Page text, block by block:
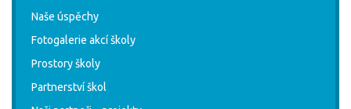
Naše úspěchy
Fotogalerie akcí školy
Prostory školy
Partnerství škol